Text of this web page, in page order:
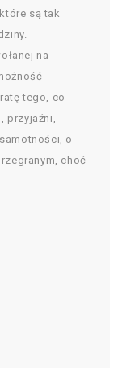
są tak
na
tego, co
przyjaźni,
o
choć